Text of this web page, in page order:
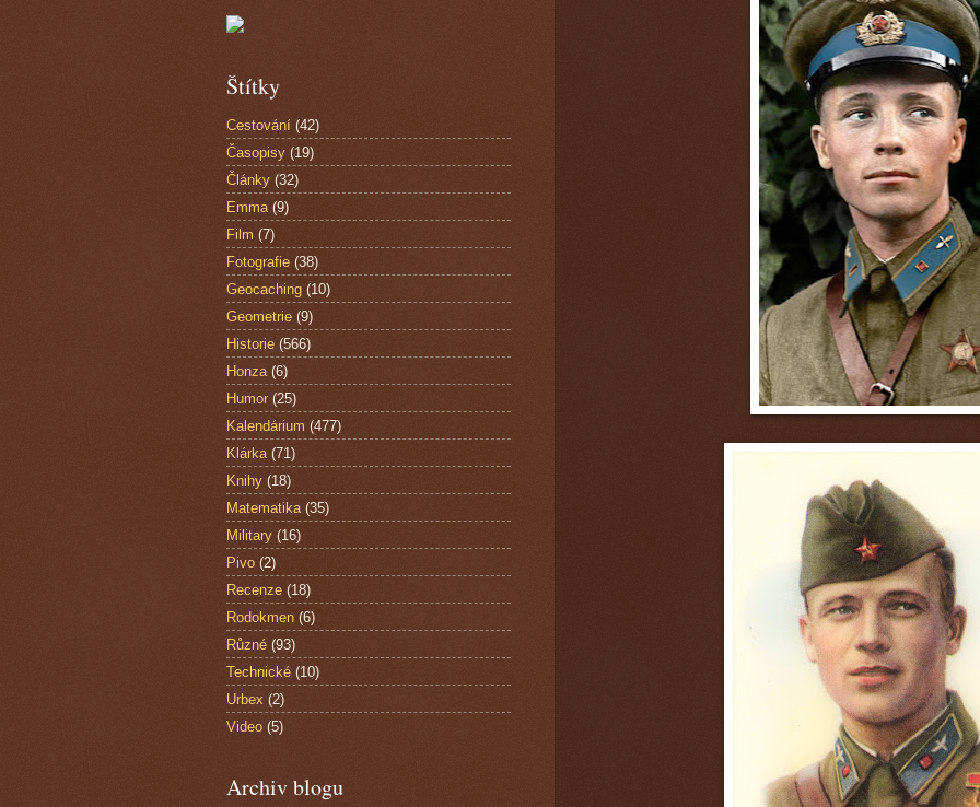
Štítky
Cestování (42)
Časopisy (19)
Články (32)
Emma (9)
Film (7)
Fotografie (38)
Geocaching (10)
Geometrie (9)
Historie (566)
Honza (6)
Humor (25)
Kalendárium (477)
Klárka (71)
Knihy (18)
Matematika (35)
Military (16)
Pivo (2)
Recenze (18)
Rodokmen (6)
Různé (93)
Technické (10)
Urbex (2)
Video (5)
Archiv blogu